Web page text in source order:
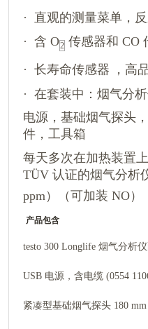
·
直观的测量菜单，
· 含 O2 传感器和 CO
· 长寿命传感器
，高
· 在套装中：烟气分
电源，基础烟气探头
件，工具箱
每天多次在加热装置
TÜV 认证的烟气分析
ppm）（可加装 NO）
产品包含
testo 300 Longlife 烟气分析
USB 电源，含电缆 (0554
紧凑型基础烟气探头 180